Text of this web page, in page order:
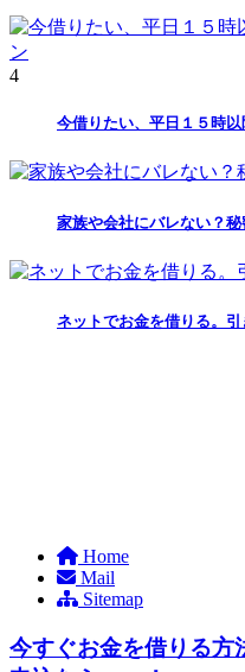
4
今借りたい、平日１５時
家族や会社にバレない？秘
ネットでお金を借りる。引
Home
Mail
Sitemap
今すぐお金を借りる方